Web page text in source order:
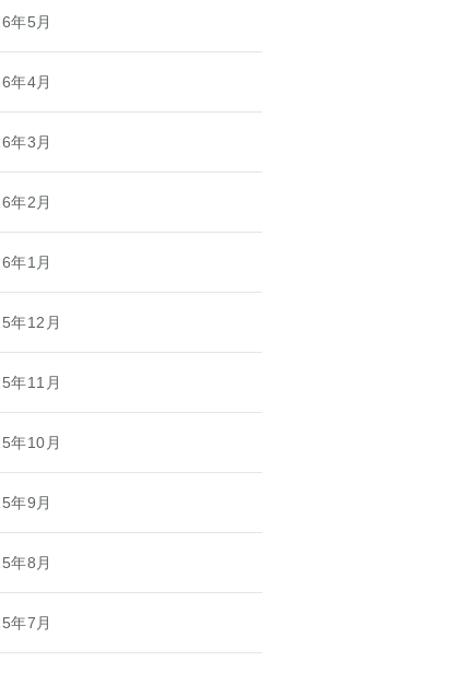
年5月
年4月
年3月
年2月
年1月
年12月
年11月
年10月
年9月
年8月
年7月